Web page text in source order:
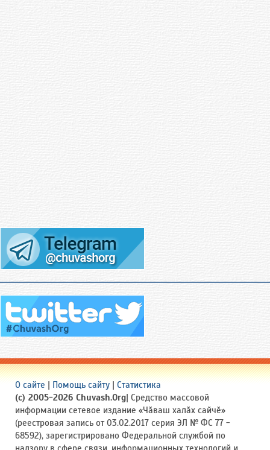
О сайте | Помощь сайту | Статистика
(c) 2005-2026 Chuvash.Org| Средство массовой
информации сетевое издание «Чӑваш халӑх сайчӗ»
(реестровая запись от 03.02.2017 серия ЭЛ № ФС 77 -
68592), зарегистрировано Федеральной службой по